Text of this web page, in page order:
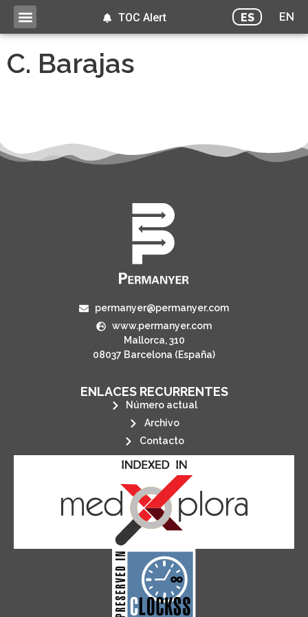
ES EN
TOC Alert
C. Barajas
permanyer@permanyer.com
www.permanyer.com
Mallorca, 310
08037 Barcelona (España)
ENLACES RECURRENTES
Número actual
Archivo
Contacto
CLOCKSS is a dak archive that
ensures the long-term survival
of web-based scholary
publications, governed by and for
its stakeholders.